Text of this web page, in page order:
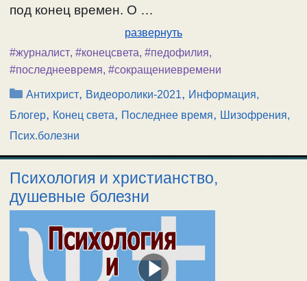
под конец времен. О …
развернуть
#журналист, #конецсвета, #педофилия,
#последнеевремя, #сокращениевремени
Рубрики
Антихрист, Видеоролики-2021, Информация,
Блогер, Конец света, Последнее время, Шизофрения,
Псих.болезни
Психология и христианство,
душевные болезни